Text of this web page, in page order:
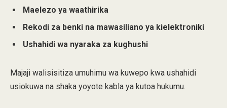
Maelezo ya waathirika
Rekodi za benki na mawasiliano ya kielektroniki
Ushahidi wa nyaraka za kughushi
Majaji walisisitiza umuhimu wa kuwepo kwa ushahidi
usiokuwa na shaka yoyote kabla ya kutoa hukumu.